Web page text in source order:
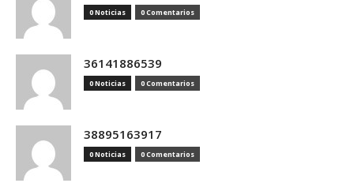
0 Noticias 0 Comentarios
36141886539
0 Noticias 0 Comentarios
38895163917
0 Noticias 0 Comentarios